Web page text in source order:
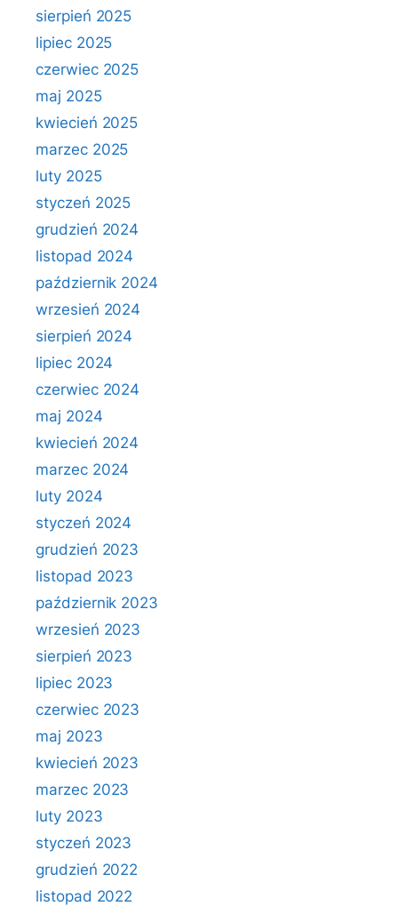
sierpień 2025
lipiec 2025
czerwiec 2025
maj 2025
kwiecień 2025
marzec 2025
luty 2025
styczeń 2025
grudzień 2024
listopad 2024
październik 2024
wrzesień 2024
sierpień 2024
lipiec 2024
czerwiec 2024
maj 2024
kwiecień 2024
marzec 2024
luty 2024
styczeń 2024
grudzień 2023
listopad 2023
październik 2023
wrzesień 2023
sierpień 2023
lipiec 2023
czerwiec 2023
maj 2023
kwiecień 2023
marzec 2023
luty 2023
styczeń 2023
grudzień 2022
listopad 2022